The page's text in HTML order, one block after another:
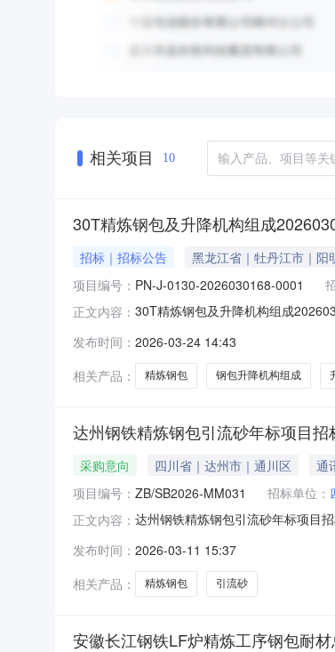
相关项目 10
30T精炼钢包及升降机构组成
招标｜招标公告 黑龙江省｜牡丹江市｜阳
项目编号： PN-J-0130-2026030168-0001
正文内容： 30T精炼钢包及升降机构组成
【工装】；3.采购品类：【标段
发布时间： 2026-03-24 14:43
相关产品：
精炼钢包 钢包升降机构组成
达州钢铁精炼钢包引流砂年标项目招
采购意向 四川省｜达州市｜通川区 通
项目编号： ZB/SB2026-MM031 招标单位：
正文内容： 达州钢铁精炼钢包引流砂年标项目
流砂年标。（二）技术要求：
以招标
发布时间： 2026-03-11 15:37
相关产品：
精炼钢包 引流砂
安徽长江钢铁LF炉精炼工序钢包耐